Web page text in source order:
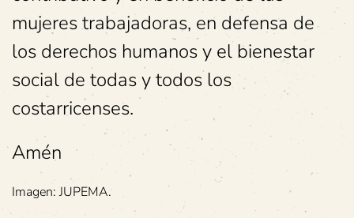
mujeres trabajadoras, en defensa de
los derechos humanos y el bienestar
social de todas y todos los
costarricenses.
Amén
Imagen: JUPEMA.